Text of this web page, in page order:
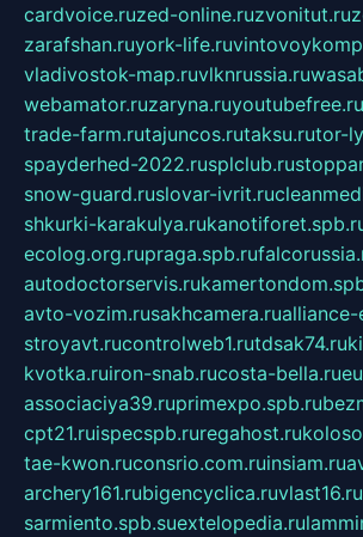
cardvoice.ruzed-online.ruzvonitut.ru
zarafshan.ruyork-life.ru
vladivostok-map.ruvlknrussia.ru
webamator.ruzaryna.ruyoutubefree.ru
trade-farm.rutajuncos.rutaksu.rutor-
spayderhed-2022.rusplclub.ru
snow-guard.ruslovar-ivrit.ru
shkurki-karakulya.ru
ecolog.org.rupraga.spb.ru
autodoctorservis.ru
avto-vozim.rusakhcamera.ru
stroyavt.rucontrolweb1.rutdsak74.ru
kvotka.ruiron-snab.rucosta-bella.ru
associaciya39.ruprimexpo.spb.ru
cpt21.ruispecspb.ruregahost.ru
tae-kwon.ruconsrio.com.ruinsiam.ru
archery161.rubigencyclica.ruvlast16.ru
sarmiento.spb.suextelopedia.ru